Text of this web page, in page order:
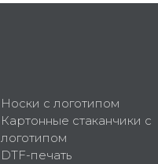
Носки с логотипом
Картонные стаканчики с
логотипом
DTF-печать